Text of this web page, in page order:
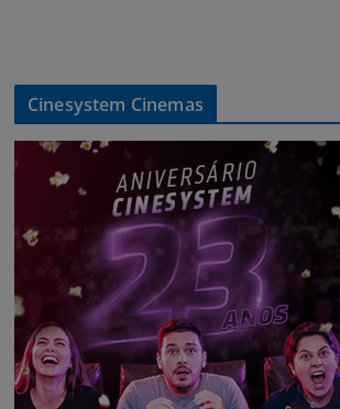
Cinesystem Cinemas